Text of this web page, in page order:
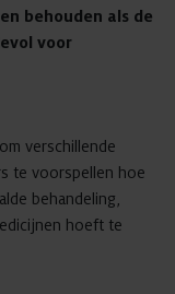
behouden als de
voor
verschillende
te voorspellen hoe
behandeling,
hoeft te